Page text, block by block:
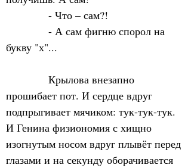
- Что – сам?!
- А сам фигню спорол на
букву "х"...
Крылова внезапно
прошибает пот. И сердце вдруг
подпрыгивает мячиком: тук-тук-тук.
И Генина физиономия с хищно
изогнутым носом вдруг плывёт перед
глазами и на секунду оборачивается